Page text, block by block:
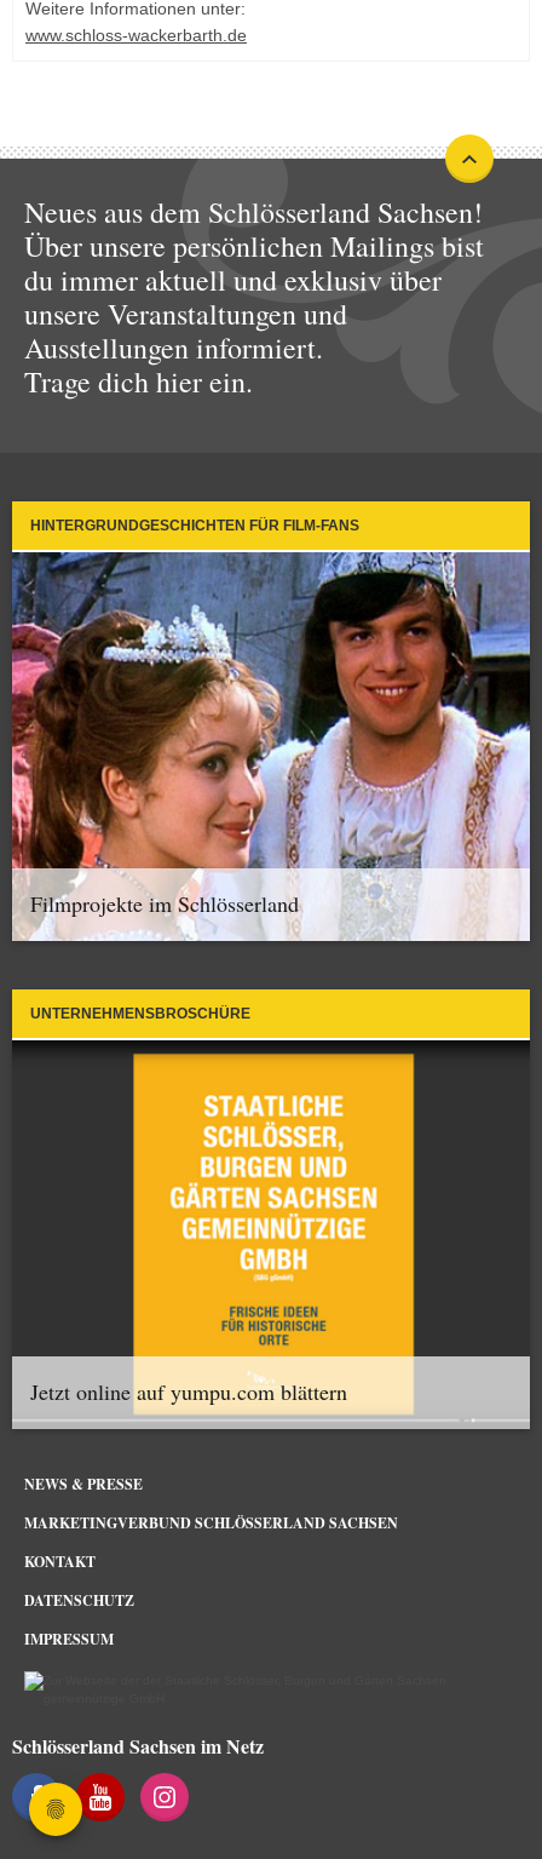
Weitere Informationen unter:
www.schloss-wackerbarth.de
Neues aus dem Schlösserland Sachsen!
Über unsere persönlichen Mailings bist
du immer aktuell und exklusiv über
unsere Veranstaltungen und
Ausstellungen informiert.
Trage dich hier ein.
HINTERGRUNDGESCHICHTEN FÜR FILM-FANS
Filmprojekte im Schlösserland
UNTERNEHMENSBROSCHÜRE
Jetzt online auf yumpu.com blättern
NEWS & PRESSE
MARKETINGVERBUND SCHLÖSSERLAND SACHSEN
KONTAKT
DATENSCHUTZ
IMPRESSUM
Schlösserland Sachsen im Netz